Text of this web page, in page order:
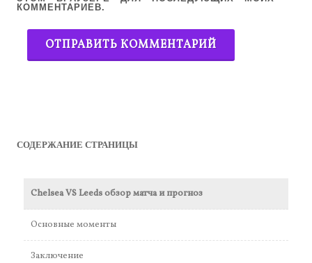
КОММЕНТАРИЕВ.
СОДЕРЖАНИЕ СТРАНИЦЫ
Chelsea VS Leeds обзор матча и прогноз
Основные моменты
Заключение